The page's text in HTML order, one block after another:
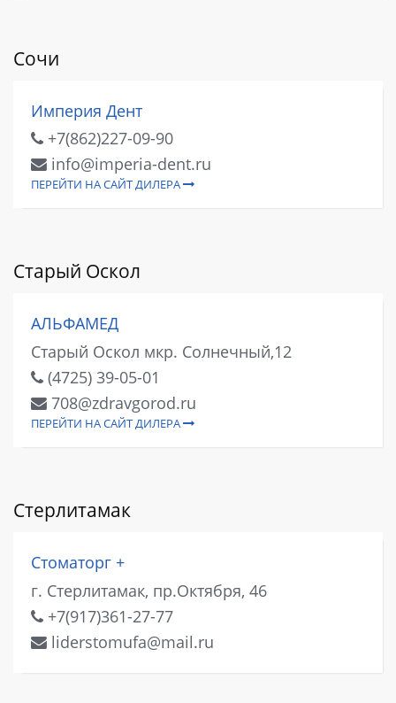
Сочи
Империя Дент
+7(862)227-09-90
info@imperia-dent.ru
ПЕРЕЙТИ НА САЙТ ДИЛЕРА
Старый Оскол
АЛЬФАМЕД
Старый Оскол мкр. Солнечный,12
(4725) 39-05-01
708@zdravgorod.ru
ПЕРЕЙТИ НА САЙТ ДИЛЕРА
Стерлитамак
Стоматорг +
г. Стерлитамак, пр.Октября, 46
+7(917)361-27-77
liderstomufa@mail.ru